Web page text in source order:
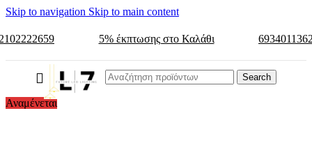
Skip to navigation Skip to main content
5% έκπτωσης στο Καλάθι
Search
Αναμένεται